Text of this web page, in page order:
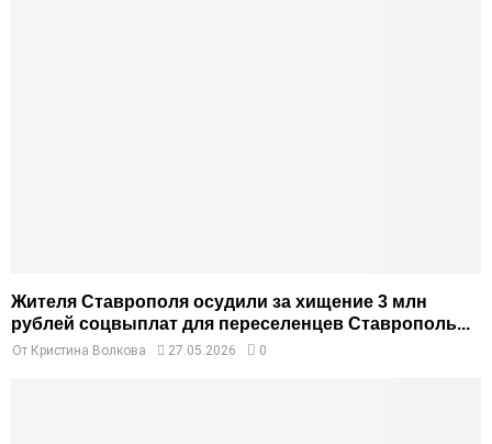
Жителя Ставрополя осудили за хищение 3 млн
рублей соцвыплат для переселенцев Ставрополь...
От Кристина Волкова 27.05.2026 0